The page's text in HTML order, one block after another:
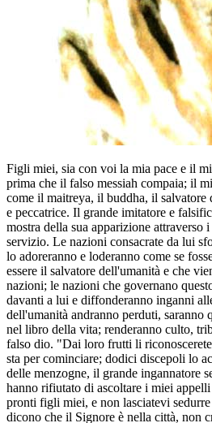
Figli miei, sia con voi la mia pace e il
prima che il falso messiah compaia; il
come il maitreya, il buddha, il salvatore
e peccatrice. Il grande imitatore e
mostra della sua apparizione attraverso
servizio. Le nazioni consacrate da lui
lo adoreranno e loderanno come se
essere il salvatore dell'umanità e che
nazioni; le nazioni che governano
davanti a lui e diffonderanno inganni
dell'umanità andranno perduti, saranno
nel libro della vita; renderanno culto,
falso dio. "Dai loro frutti li
sta per cominciare; dodici discepoli lo
delle menzogne, il grande ingannatore
hanno rifiutato di ascoltare i miei
pronti figli miei, e non lasciatevi
dicono che il Signore è nella città, non